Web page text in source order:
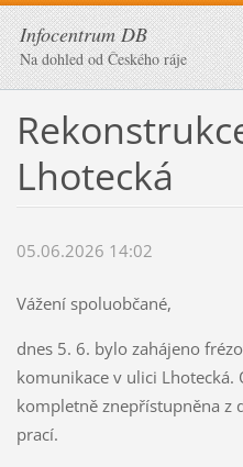
Infocentrum DB
Na dohled od Českého ráje
Lhotecká
05.06.2026 14:02
Vážení spoluobčané,
dnes 5. 6. bylo zahájeno
komunikace v ulici
kompletně znepřístupněna z
prací.